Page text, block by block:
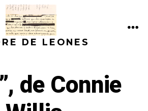
DE LEONES
de Connie